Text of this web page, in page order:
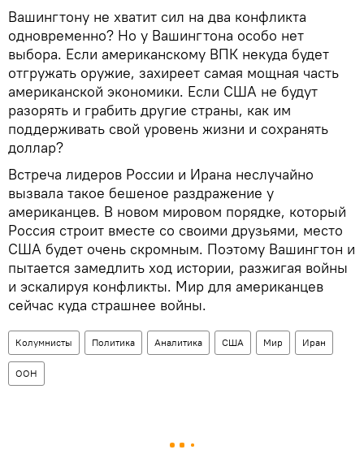
Вашингтону не хватит сил на два конфликта
одновременно? Но у Вашингтона особо нет
выбора. Если американскому ВПК некуда будет
отгружать оружие, захиреет самая мощная часть
американской экономики. Если США не будут
разорять и грабить другие страны, как им
поддерживать свой уровень жизни и сохранять
доллар?
Встреча лидеров России и Ирана неслучайно
вызвала такое бешеное раздражение у
американцев. В новом мировом порядке, который
Россия строит вместе со своими друзьями, место
США будет очень скромным. Поэтому Вашингтон и
пытается замедлить ход истории, разжигая войны
и эскалируя конфликты. Мир для американцев
сейчас куда страшнее войны.
Колумнисты Политика Аналитика США Мир Иран
ООН